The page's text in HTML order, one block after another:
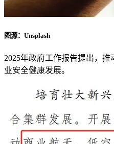
图源：Unsplash
2025年政府工作报告提出，
业安全健康发展。